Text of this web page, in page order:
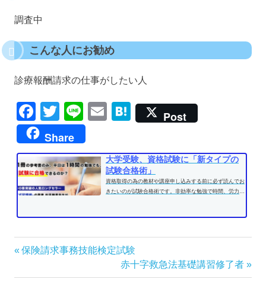
調査中
こんな人にお勧め
診療報酬請求の仕事がしたい人
Facebook
TwitterLineEmailHatena
Post
Share
大学受験、資格試験に「新タイプの
試験合格術」
資格取得の為の教材や講座申し込みする前に必ず読んでお
きたいのが試験合格術です。非効率な勉強で時間、労力を
投
ナ
前
記
保険請求事務技能検定試験
次
の
赤十字救急法基礎講習修了者